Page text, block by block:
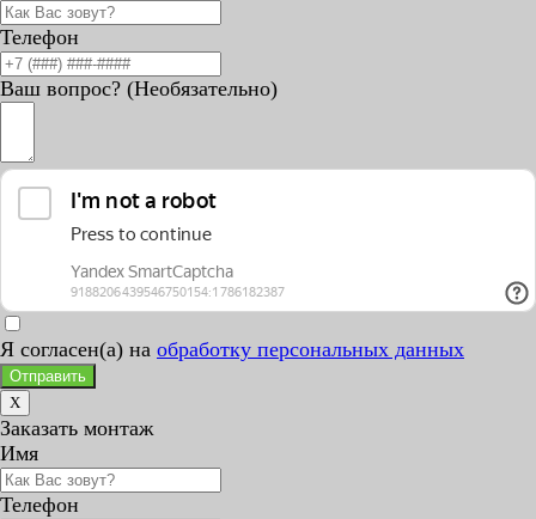
Телефон
Ваш вопрос? (Необязательно)
Я согласен(а) на обработку персональных данных
Отправить
X
Заказать монтаж
Имя
Телефон